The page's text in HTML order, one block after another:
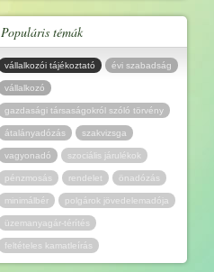
Populáris témák
vállalkozói tájékoztató évi szabadság
vállalkozó
gazdasági társaságokról szóló törvény
átalányadózás szakvizsga
vagyonadó szociális járulékok
pénzmosás rendelet önadózás
minimálbér polgárok jövedelemadója
üzemanyagár-térítés
feltételes kamatleírás